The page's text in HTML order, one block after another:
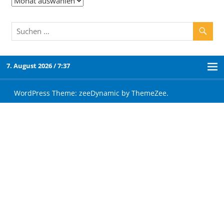
7. August 2026 / 7:37
WordPress Theme: zeeDynamic by ThemeZee.